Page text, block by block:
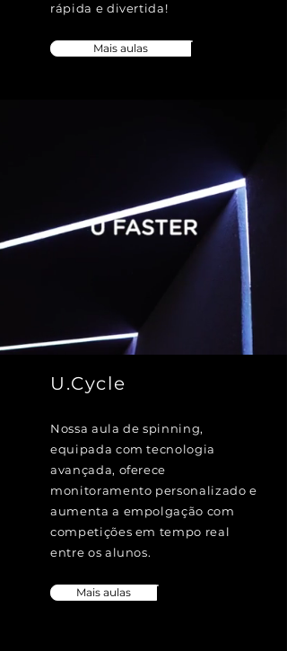
rápida e divertida!
Mais aulas
U.Cycle
Nossa aula de spinning,
equipada com tecnologia
avançada, oferece
monitoramento personalizado e
aumenta a empolgação com
competições em tempo real
entre os alunos.
Mais aulas